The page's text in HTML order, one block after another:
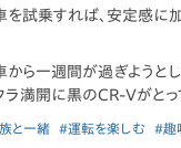
を試乗すれば、安定感に
から一週間が過ぎようと
ラ満開に黒のCR-Vがとっ
と一緒 #運転を楽しむ #趣